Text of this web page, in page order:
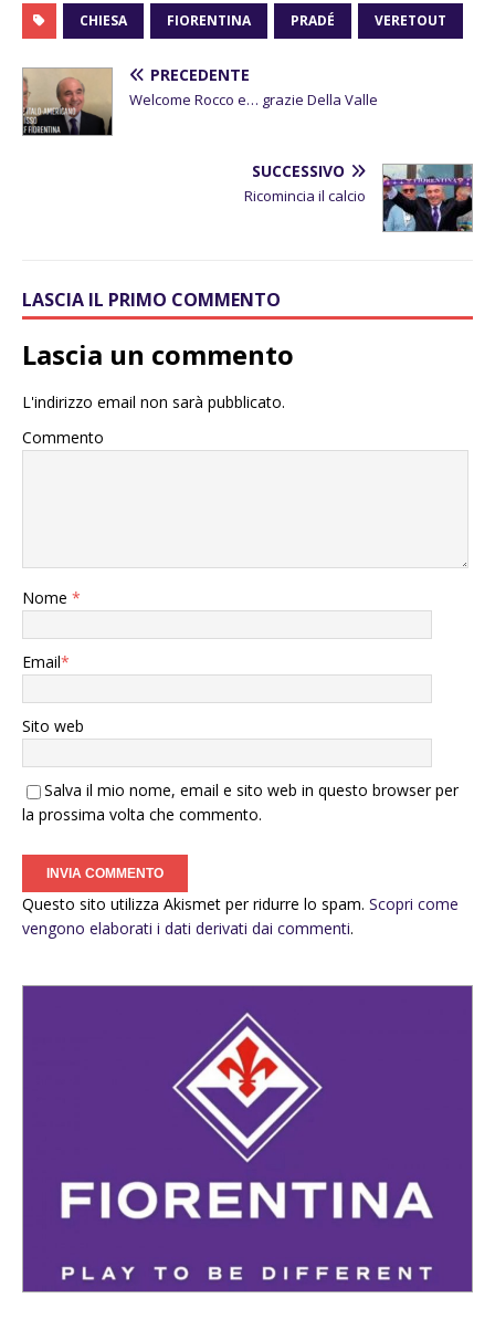
CHIESA FIORENTINA PRADÉ VERETOUT
PRECEDENTE
Welcome Rocco e… grazie Della Valle
SUCCESSIVO
Ricomincia il calcio
LASCIA IL PRIMO COMMENTO
Lascia un commento
L'indirizzo email non sarà pubblicato.
Commento
Nome *
Email*
Sito web
Salva il mio nome, email e sito web in questo browser per
la prossima volta che commento.
Questo sito utilizza Akismet per ridurre lo spam. Scopri come
vengono elaborati i dati derivati dai commenti.